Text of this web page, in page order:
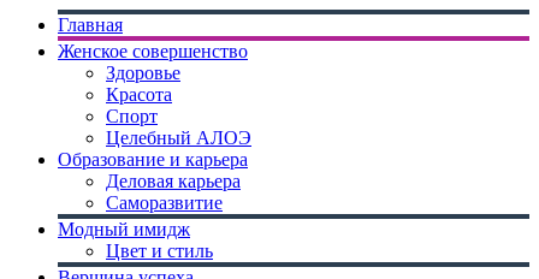
Главная
Женское совершенство
Здоровье
Красота
Спорт
Целебный АЛОЭ
Образование и карьера
Деловая карьера
Саморазвитие
Модный имидж
Цвет и стиль